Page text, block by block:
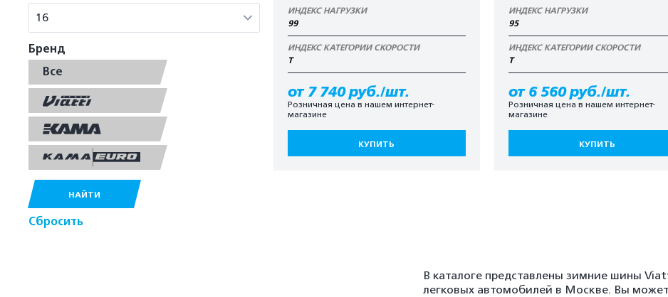
16
Бренд
Все
НАЙТИ
Сбросить
ИНДЕКС НАГРУЗКИ
99
ИНДЕКС КАТЕГОРИИ СКОРОСТИ
T
от 7 740 руб./шт.
Розничная цена в нашем интернет-
магазине
КУПИТЬ
ИНДЕКС НАГРУЗКИ
95
ИНДЕКС КАТЕГОРИИ СКОРОСТИ
T
от 6 560 руб./шт.
Розничная цена в нашем интернет-
магазине
КУПИТЬ
В каталоге представлены зимние шины
легковых автомобилей в Москве. Вы